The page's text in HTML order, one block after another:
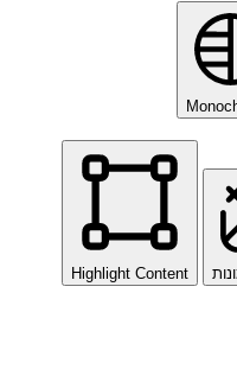
Highlight Content